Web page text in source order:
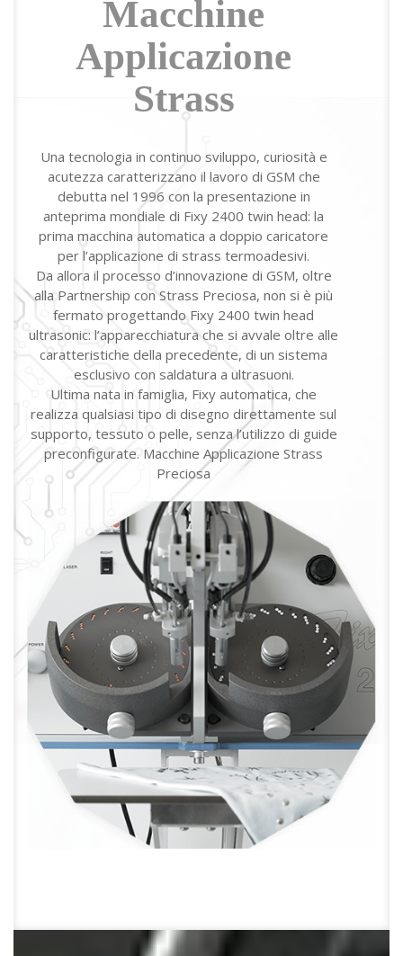
Macchine
Applicazione
Strass
Una tecnologia in continuo sviluppo, curiosità e
acutezza caratterizzano il lavoro di GSM che
debutta nel 1996 con la presentazione in
anteprima mondiale di Fixy 2400 twin head: la
prima macchina automatica a doppio caricatore
per l’applicazione di strass termoadesivi.
Da allora il processo d’innovazione di GSM, oltre
alla Partnership con Strass Preciosa, non si è più
fermato progettando Fixy 2400 twin head
ultrasonic: l’apparecchiatura che si avvale oltre alle
caratteristiche della precedente, di un sistema
esclusivo con saldatura a ultrasuoni.
Ultima nata in famiglia, Fixy automatica, che
realizza qualsiasi tipo di disegno direttamente sul
supporto, tessuto o pelle, senza l’utilizzo di guide
preconfigurate. Macchine Applicazione Strass
Preciosa